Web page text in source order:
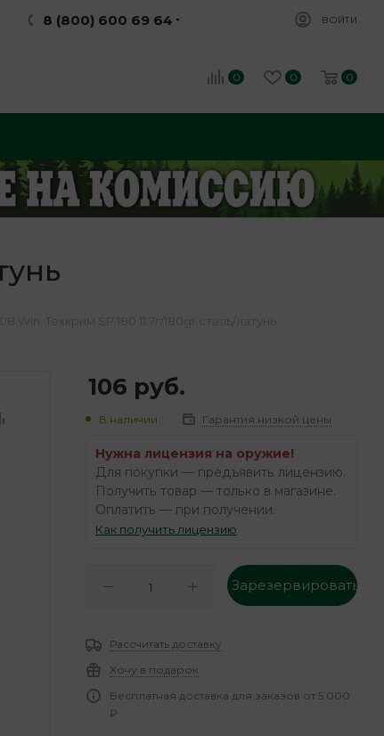
8 (800) 600 69 64 ВОЙТИ
0 0 0
106 руб.
В наличии Гарантия низкой цены
Нужна лицензия на оружие!
Для покупки — предъявить лицензию.
Получить товар — только в магазине.
Оплатить — при получении.
Как получить лицензию
Зарезервировать
Рассчитать доставку
Хочу в подарок
Бесплатная доставка для заказов от 5 000
₽